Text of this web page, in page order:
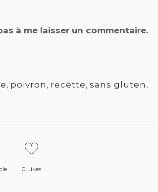
à me laisser un commentaire.
, poivron , recette, sans gluten ,
0 Likes